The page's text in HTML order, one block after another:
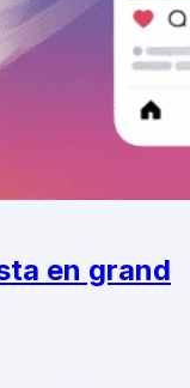
en grand